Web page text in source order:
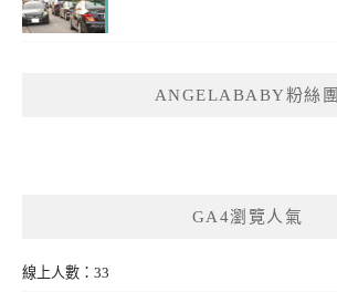
ANGELABABY粉絲團
GA4瀏覽人氣
線上人數：33